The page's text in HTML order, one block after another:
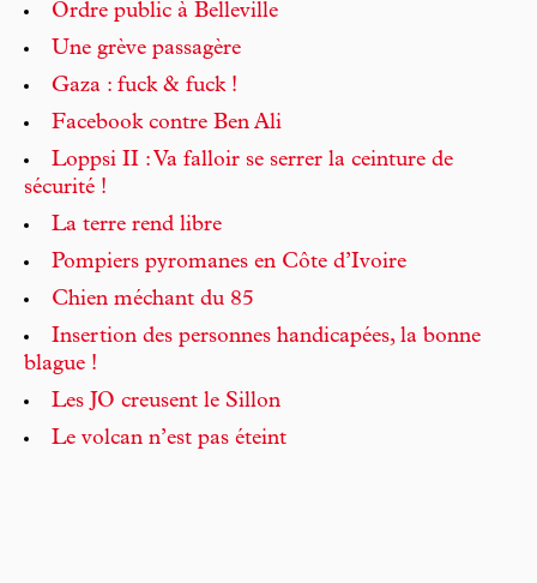
Ordre public à Belleville
Une grève passagère
Gaza : fuck & fuck !
Facebook contre Ben Ali
Loppsi II : Va falloir se serrer la ceinture de
sécurité !
La terre rend libre
Pompiers pyromanes en Côte d’Ivoire
Chien méchant du 85
Insertion des personnes handicapées, la bonne
blague !
Les JO creusent le Sillon
Le volcan n’est pas éteint